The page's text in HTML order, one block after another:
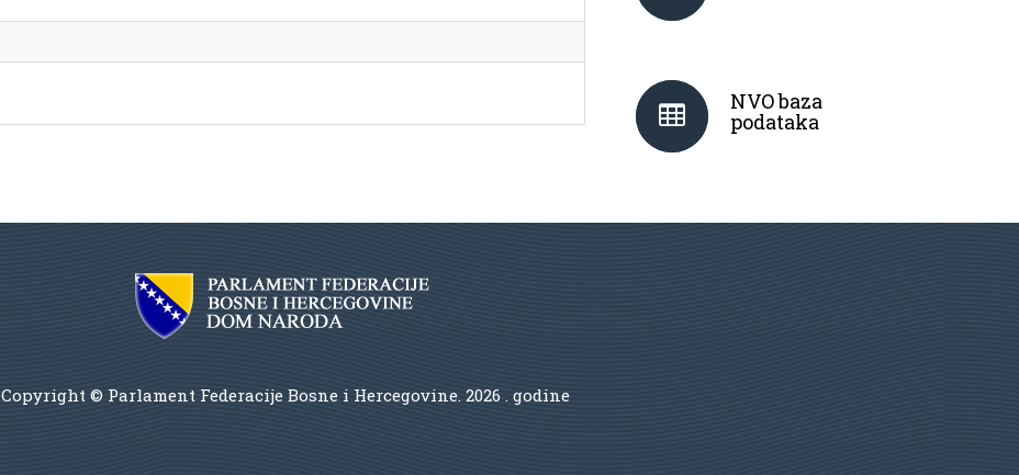
NVO baza
podataka
Copyright © Parlament Federacije Bosne i Hercegovine. 2026 . godine